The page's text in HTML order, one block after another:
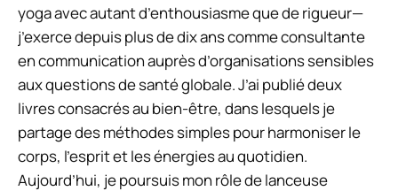
yoga avec autant d’enthousiasme que de rigueur—
j’exerce depuis plus de dix ans comme consultante
en communication auprès d’organisations sensibles
aux questions de santé globale. J’ai publié deux
livres consacrés au bien-être, dans lesquels je
partage des méthodes simples pour harmoniser le
corps, l’esprit et les énergies au quotidien.
Aujourd’hui, je poursuis mon rôle de lanceuse